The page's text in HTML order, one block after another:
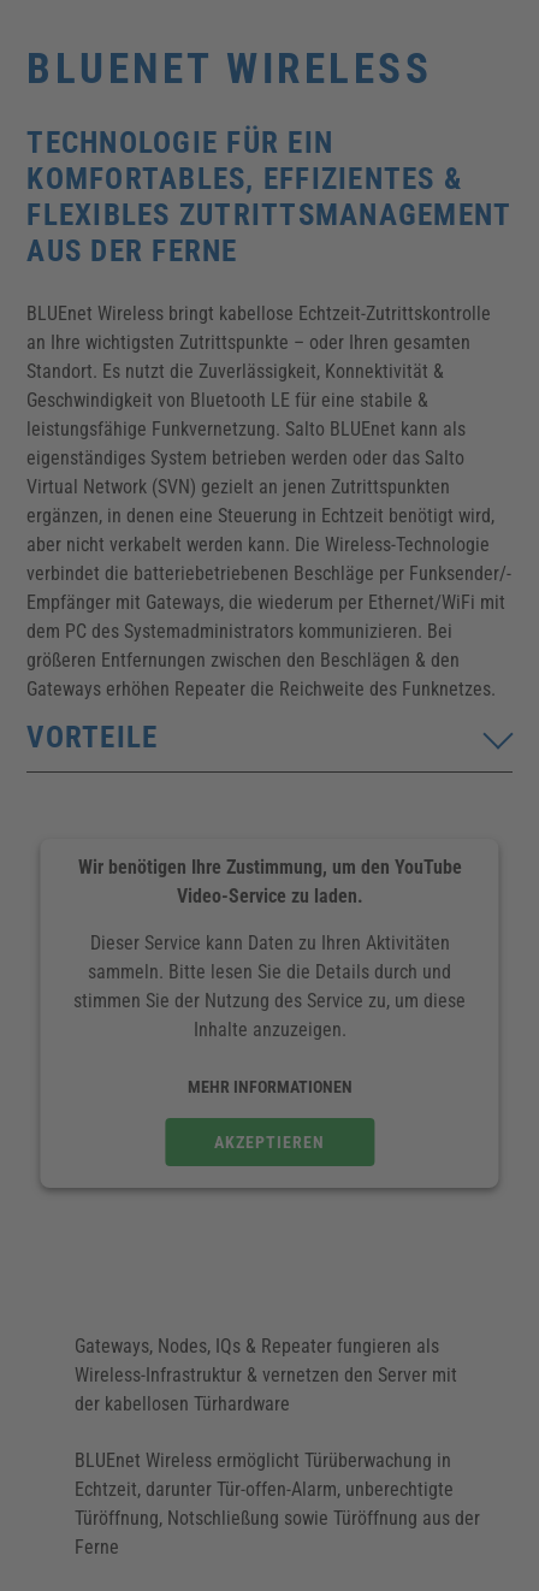
BLUENET WIRELESS
TECHNOLOGIE FÜR EIN
KOMFORTABLES, EFFIZIENTES &
FLEXIBLES ZUTRITTSMANAGEMENT
AUS DER FERNE
BLUEnet Wireless bringt kabellose Echtzeit-Zutrittskontrolle
an Ihre wichtigsten Zutrittspunkte – oder Ihren gesamten
Standort. Es nutzt die Zuverlässigkeit, Konnektivität &
Geschwindigkeit von Bluetooth LE für eine stabile &
leistungsfähige Funkvernetzung. Salto BLUEnet kann als
eigenständiges System betrieben werden oder das Salto
Virtual Network (SVN) gezielt an jenen Zutrittspunkten
ergänzen, in denen eine Steuerung in Echtzeit benötigt wird,
aber nicht verkabelt werden kann. Die Wireless-Technologie
verbindet die batteriebetriebenen Beschläge per Funksender/-
Empfänger mit Gateways, die wiederum per Ethernet/WiFi mit
dem PC des Systemadministrators kommunizieren. Bei
größeren Entfernungen zwischen den Beschlägen & den
Gateways erhöhen Repeater die Reichweite des Funknetzes.
VORTEILE
Echtzeitkontrolle, -steuerung & -verwaltung aller
mehreren Administratorplätzen
Rüsten Sie eine beliebige Anzahl von Türen mit
BLUEnet Wireless aus, & das zu wesentlich
verkabelten Lösungen für die Zutrittskontrolle
Bei einer Unterbrechung bzw. Störung der
Funkverbindung arbeitet das Zutrittssystem
Mit Salto BLUEnet ist es möglich, die
Zutrittsberechtigungen der Nutzer kabellos zu
einmal deutlich erweitert (SVN-Flex)
Der Stromverbrauch der über BLUEnet
funkvernetzten Türhardware entspricht nahezu dem
Wir benötigen Ihre Zustimmung, um den YouTube
Video-Service zu laden.
Dieser Service kann Daten zu Ihren Aktivitäten
sammeln. Bitte lesen Sie die Details durch und
stimmen Sie der Nutzung des Service zu, um diese
Inhalte anzuzeigen.
MEHR INFORMATIONEN
AKZEPTIEREN
Gateways, Nodes, IQs & Repeater fungieren als
Wireless-Infrastruktur & vernetzen den Server mit
der kabellosen Türhardware
BLUEnet Wireless ermöglicht Türüberwachung in
Echtzeit, darunter Tür-offen-Alarm, unberechtigte
Türöffnung, Notschließung sowie Türöffnung aus der
Ferne